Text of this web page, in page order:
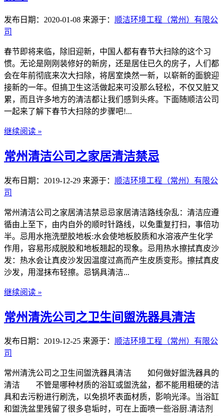
发布日期：2020-01-08 来源于： 顺洁环境工程（常州）有限公
司
春节即将来临，除旧迎新，中国人都有春节大扫除的这个习
惯。无论是刚刚装修好的新房，还是居住已久的房子，人们都
会在年前彻底来次大扫除，将居室焕然一新，以崭新的面貌迎
接新的一年。但搞卫生这活做起来可没那么轻松，不仅又脏又
累，而且许多地方的清洁都让我们感到头疼。下面随顺洁公司
一起来了解下春节大扫除的步骤吧!...
继续阅读 »
常州清洁公司之家居清洁禁忌
发布日期：2019-12-29 来源于： 顺洁环境工程（常州）有限公
司
常州清洁公司之家居清洁禁忌忌家居清洁路线杂乱：清洁应遵
循由上至下，由内自外的顺时针路线，以免重复打扫，事倍功
半。忌用水拖洗塑胶地板:水会使地板胶质和水溶液产生化学
作用，容易形成脱胶和地板翘起的现象。忌用热水擦拭真皮沙
发：热水会让真皮沙发因温度过高而产生皮质变形。擦拭真皮
沙发，用湿抹布轻擦。忌锅具清洁...
继续阅读 »
常州清洗公司之卫生间盥洗器具清洁
发布日期：2019-12-25 来源于： 顺洁环境工程（常州）有限公
司
常州清洗公司之卫生间盥洗器具清洁 如何做好盥洗器具的
清洁 不管是哪种材质的浴缸或盥洗盆，都不能用粗硬的洁
具和去污粉进行刷洗，以免损坏表面材质，影响光泽。当浴缸
和盥洗盆里残留了很多皂垢时，可在上面喷一些浴厨.清洁剂